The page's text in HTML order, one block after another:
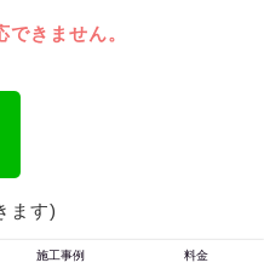
きません。
ます)
施工事例 料金